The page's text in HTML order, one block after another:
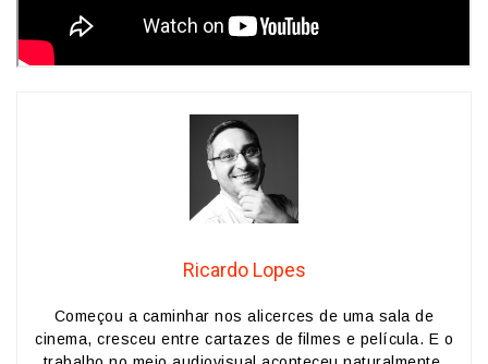
Ricardo Lopes
Começou a caminhar nos alicerces de uma sala de
cinema, cresceu entre cartazes de filmes e película. E o